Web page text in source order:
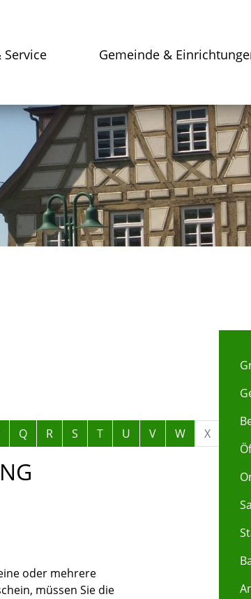
Service Gemeinde &
Q R S T U V W X
oder mehrere
müssen Sie die